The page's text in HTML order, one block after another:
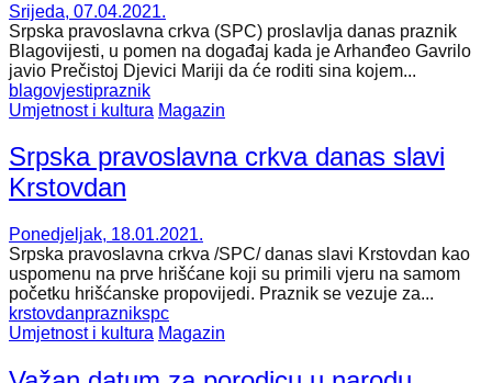
Srijeda, 07.04.2021.
Srpska pravoslavna crkva (SPC) proslavlja danas praznik
Blagovijesti, u pomen na događaj kada je Arhanđeo Gavrilo
javio Prečistoj Djevici Mariji da će roditi sina kojem...
blagovjestipraznik
Umjetnost i kultura Magazin
Srpska pravoslavna crkva danas slavi
Krstovdan
Ponedjeljak, 18.01.2021.
Srpska pravoslavna crkva /SPC/ danas slavi Krstovdan kao
uspomenu na prve hrišćane koji su primili vjeru na samom
početku hrišćanske propovijedi. Praznik se vezuje za...
krstovdanpraznikspc
Umjetnost i kultura Magazin